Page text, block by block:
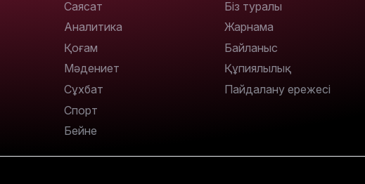
Саясат
Аналитика
Қоғам
Мәдениет
Сұхбат
Спорт
Бейне
Біз туралы
Жарнама
Байланыс
Құпиялылық
Пайдалану ережесі